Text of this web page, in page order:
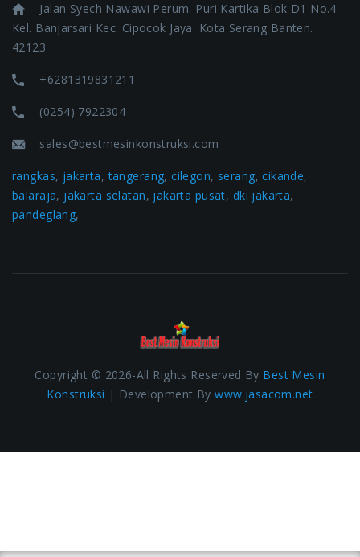
Jalan Syech Nawawi Perum. Puri Kartika Blok D1 No.4
Kel. Banjarsari Kec. Cipocok Jaya. Kota Serang Banten.
42123
+6281319831211
(0254) 7922304
sales@bestmesinkonstruksi.com
rangkas, jakarta,tangerang,cilegon, serang,cikande,
balaraja, jakarta selatan, jakarta pusat, dki jakarta,
pandeglang,
Copyright © 2026-All Rights Reserved By Best Mesin
Konstruksi | Development Bywww.jasacom.net